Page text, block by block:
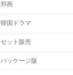
邦画
韓国ドラマ
セット販売
パッケージ版